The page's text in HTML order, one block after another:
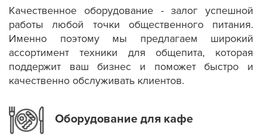
Качественное оборудование - залог успешной
работы любой точки общественного питания.
Именно поэтому мы предлагаем широкий
ассортимент техники для общепита, которая
поддержит ваш бизнес и поможет быстро и
качественно обслуживать клиентов.
Оборудование для кафе